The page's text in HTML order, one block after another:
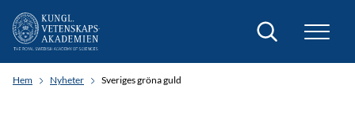
Sök
Hem Nyheter Sveriges gröna guld